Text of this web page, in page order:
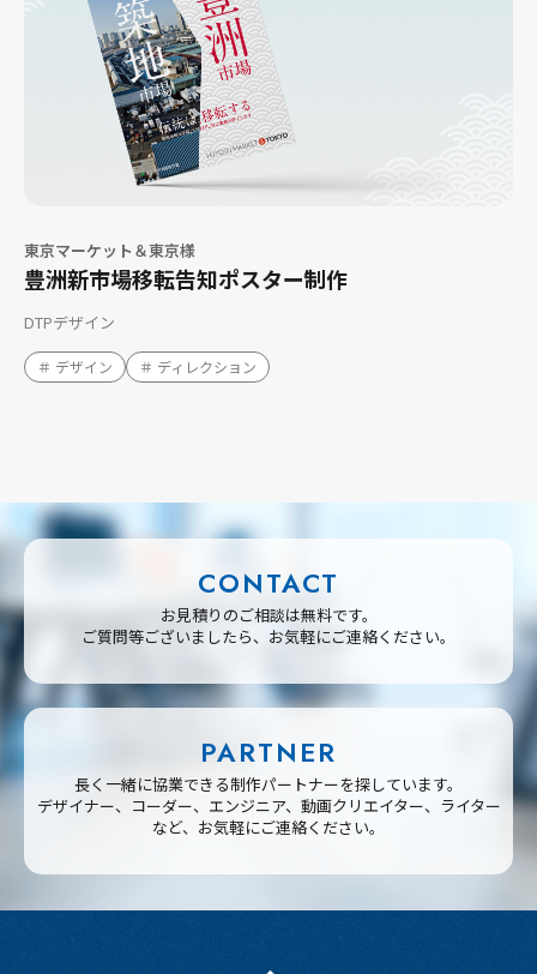
東京マーケット＆東京様
豊洲新市場移転告知ポスター制作
DTPデザイン
＃ デザイン ＃ ディレクション
CONTACT
お見積りのご相談は無料です。
ご質問等ございましたら、お気軽にご連絡ください。
PARTNER
長く一緒に協業できる制作パートナーを探しています。
デザイナー、コーダー、エンジニア、動画クリエイター、ライター
など、お気軽にご連絡ください。